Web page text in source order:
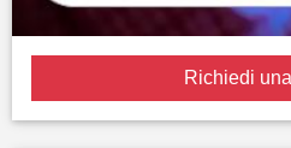
Richiedi